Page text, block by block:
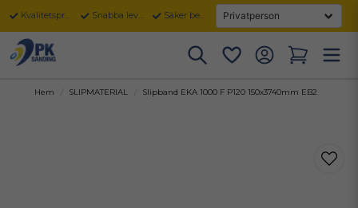
Kvalitetsprodukter Snabba leveranser Säker betalning
Hem SLIPMATERIAL Slipband EKA 1000 F P120 150x3740mm EB2